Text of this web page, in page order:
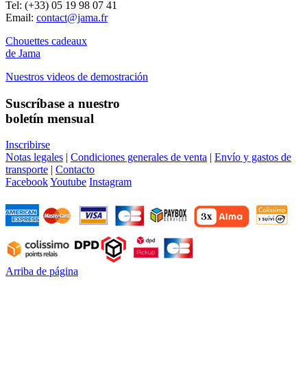
Tel: (+33) 05 19 98 07 41
Email: contact@jama.fr
Chouettes cadeaux
de Jama
Nuestros videos de demostración
Suscríbase a nuestro
boletín mensual
Inscribirse
Notas legales | Condiciones generales de venta | Envío y gastos de
transporte | Contacto
FacebookYoutube Instagram
Arriba de página